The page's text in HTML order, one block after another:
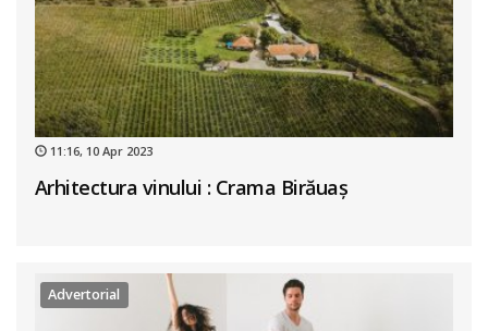
11:16, 10 Apr 2023
Arhitectura vinului : Crama Birăuaș
Advertorial